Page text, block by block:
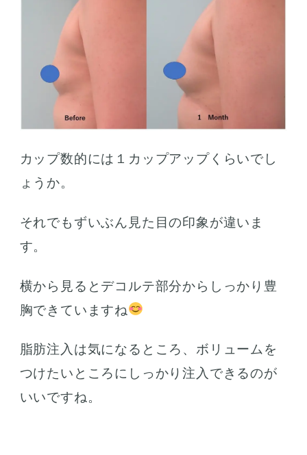
カップ数的には１カップアップくらいでし
ょうか。
それでもずいぶん見た目の印象が違いま
す。
横から見るとデコルテ部分からしっかり豊
胸できていますね
脂肪注入は気になるところ、ボリュームを
つけたいところにしっかり注入できるのが
いいですね。